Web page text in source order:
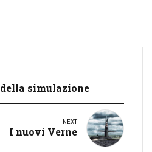
simulazione
NEXT
I nuovi Verne